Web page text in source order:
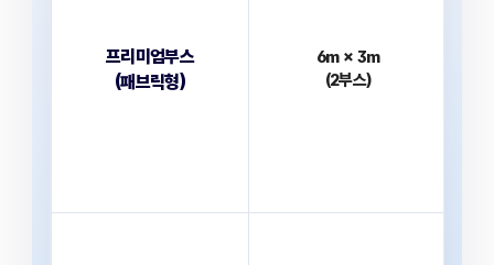
프리미엄부스
(패브릭형)
6m × 3m
(2부스)